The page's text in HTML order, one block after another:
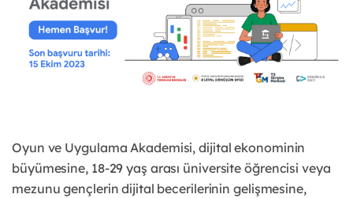
Oyun ve Uygulama Akademisi, dijital ekonominin
büyümesine, 18-29 yaş arası üniversite öğrencisi veya
mezunu gençlerin dijital becerilerinin gelişmesine,